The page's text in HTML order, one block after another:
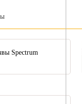
Spectrum